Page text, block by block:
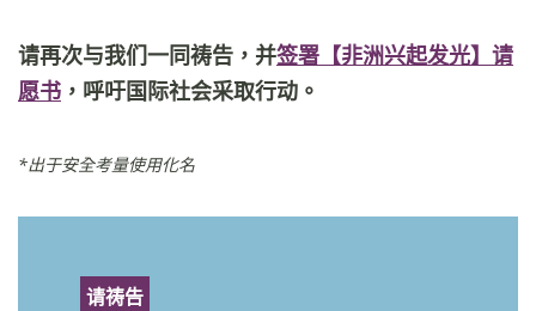
请再次与我们一同祷告，并签署【非洲兴起发光】请
愿书 ，呼吁国际社会采取行动。
*出于安全考量使用化名
请祷告